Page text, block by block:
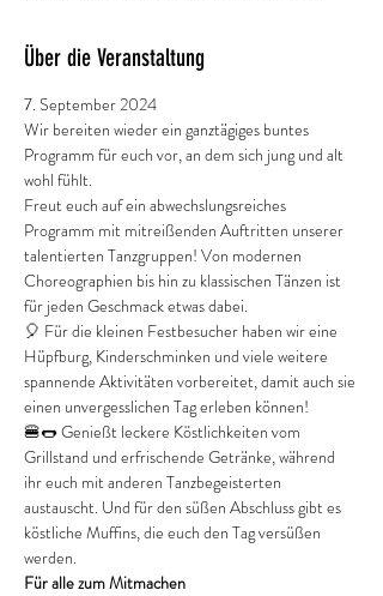
Über die Veranstaltung
7. September 2024
Wir bereiten wieder ein ganztägiges buntes
Programm für euch vor, an dem sich jung und alt
wohl fühlt.
Freut euch auf ein abwechslungsreiches
Programm mit mitreißenden Auftritten unserer
talentierten Tanzgruppen! Von modernen
Choreographien bis hin zu klassischen Tänzen ist
für jeden Geschmack etwas dabei.
🎈 Für die kleinen Festbesucher haben wir eine
Hüpfburg, Kinderschminken und viele weitere
spannende Aktivitäten vorbereitet, damit auch sie
einen unvergesslichen Tag erleben können!
🍔🌭 Genießt leckere Köstlichkeiten vom
Grillstand und erfrischende Getränke, während
ihr euch mit anderen Tanzbegeisterten
austauscht. Und für den süßen Abschluss gibt es
köstliche Muffins, die euch den Tag versüßen
werden.
Für alle zum Mitmachen